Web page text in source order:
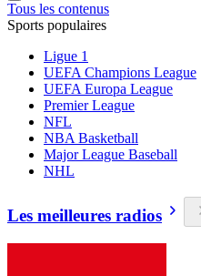
Tous les contenus
Sports populaires
Ligue 1
UEFA Champions League
UEFA Europa League
Premier League
NFL
NBA Basketball
Major League Baseball
NHL
Les meilleures radios